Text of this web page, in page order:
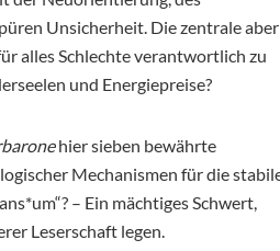
Unsicherheit. Die zentrale aber
alles Schlechte verantwortlich zu
und Energiepreise?
hier sieben bewährte
Mechanismen für die
– Ein mächtiges Schwert,
Leserschaft legen.